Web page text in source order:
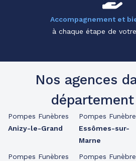
Accompagnement et
à chaque étape de
Nos agences
Pompes Funèbres
Anizy-le-Grand
Pompes Funèbres
Pompes
Essômes-sur-
Marne
Pompes